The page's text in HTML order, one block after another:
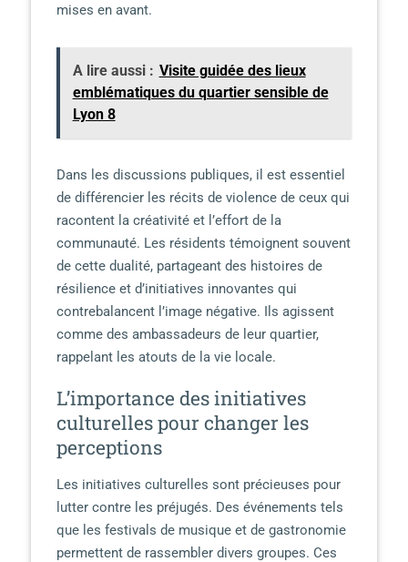
mises en avant.
A lire aussi : Visite guidée des lieux
emblématiques du quartier sensible de
Lyon 8
Dans les discussions publiques, il est essentiel
de différencier les récits de violence de ceux qui
racontent la créativité et l’effort de la
communauté. Les résidents témoignent souvent
de cette dualité, partageant des histoires de
résilience et d’initiatives innovantes qui
contrebalancent l’image négative. Ils agissent
comme des ambassadeurs de leur quartier,
rappelant les atouts de la vie locale.
L’importance des initiatives
culturelles pour changer les
perceptions
Les initiatives culturelles sont précieuses pour
lutter contre les préjugés. Des événements tels
que les festivals de musique et de gastronomie
permettent de rassembler divers groupes. Ces